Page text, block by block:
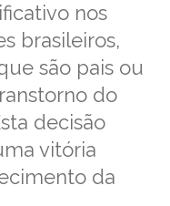
nos
brasileiros,
são pais ou
do
decisão
vitória
da